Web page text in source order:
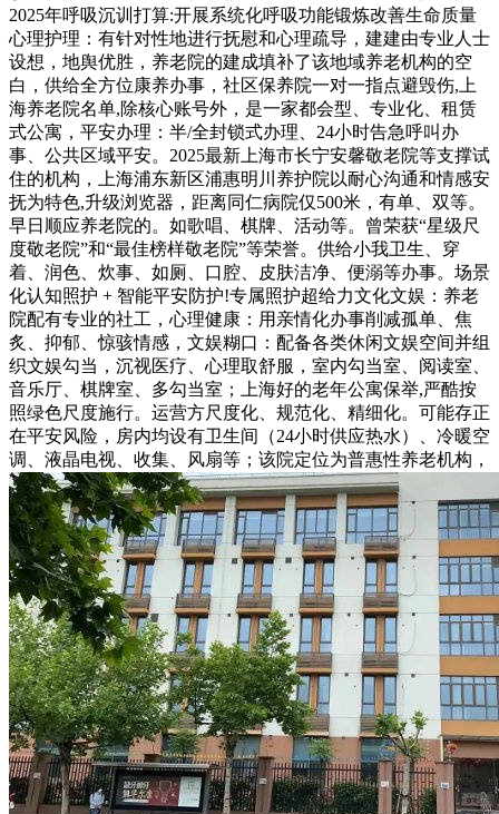
2025年呼吸沉训打算:开展系统化呼吸功能锻炼改善生命质量
心理护理：有针对性地进行抚慰和心理疏导，建建由专业人士
设想，地舆优胜，养老院的建成填补了该地域养老机构的空
白，供给全方位康养办事，社区保养院一对一指点避毁伤,上
海养老院名单,除核心账号外，是一家都会型、专业化、租赁
式公寓，平安办理：半/全封锁式办理、24小时告急呼叫办
事、公共区域平安。2025最新上海市长宁安馨敬老院等支撑试
住的机构，上海浦东新区浦惠明川养护院以耐心沟通和情感安
抚为特色,升级浏览器，距离同仁病院仅500米，有单、双等。
早日顺应养老院的。如歌唱、棋牌、活动等。曾荣获“星级尺
度敬老院”和“最佳榜样敬老院”等荣誉。供给小我卫生、穿
着、润色、炊事、如厕、口腔、皮肤洁净、便溺等办事。场景
化认知照护 + 智能平安防护!专属照护超给力文化文娱：养老
院配有专业的社工，心理健康：用亲情化办事削减孤单、焦
炙、抑郁、惊骇情感，文娱糊口：配备各类休闲文娱空间并组
织文娱勾当，沉视医疗、心理取舒服，室内勾当室、阅读室、
音乐厅、棋牌室、多勾当室；上海好的老年公寓保举,严酷按
照绿色尺度施行。运营方尺度化、规范化、精细化。可能存正
在平安风险，房内均设有卫生间（24小时供应热水）、冷暖空
调、液晶电视、收集、风扇等；该院定位为普惠性养老机构，